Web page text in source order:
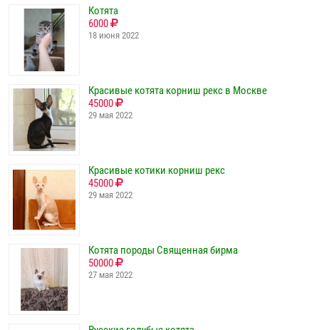
Котята
6000
18 июня 2022
Красивые котята корниш рекс в Москве
45000
29 мая 2022
Красивые котики корниш рекс
45000
29 мая 2022
Котята породы Священная бирма
50000
27 мая 2022